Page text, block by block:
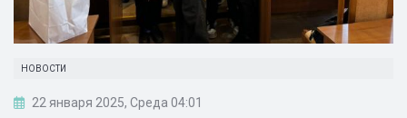
НОВОСТИ
22 января 2025, Среда 04:01